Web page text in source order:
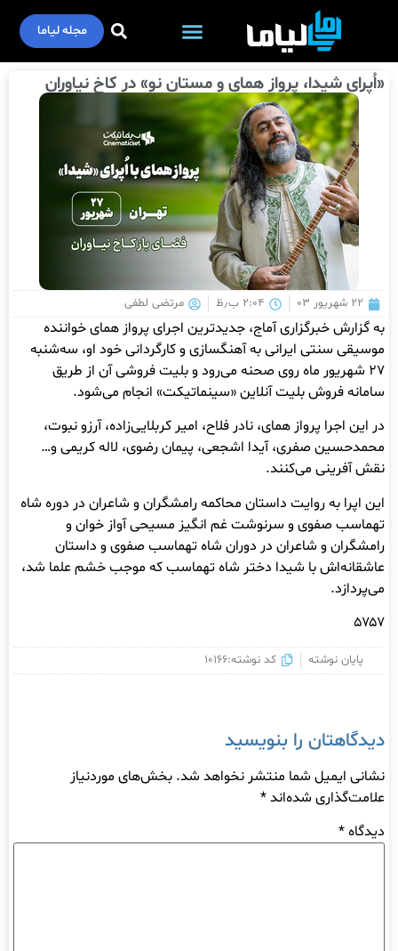
مجله لیاما
«اُپرای شیدا، پرواز همای و مستان نو» در کاخ نیاوران
۲۲ شهریور ۰۳ ۲:۰۴ ب٫ظ مرتضی لطفی
به گزارش خبرگزاری آماج، جدیدترین اجرای پرواز همای خواننده
موسیقی سنتی ایرانی به آهنگسازی و کارگردانی خود او، سه‌شنبه
۲۷ شهریور ماه روی صحنه می‌رود و بلیت فروشی آن از طریق
سامانه فروش بلیت آنلاین «سینماتیکت» انجام می‌شود.
در این اجرا پرواز ‌همای، نادر ‌فلاح، امیر ‌کربلایی‌زاده، آرزو ‌نبوت،
محمدحسین ‌صفری، آیدا ‌اشجعی، پیمان ‌رضوی، لاله کریمی و…
نقش آفرینی می‌کنند.
این اپرا به روایت داستان محاکمه رامشگران و شاعران در دوره شاه
تهماسب صفوی و سرنوشت غم انگیز مسیحی آواز خوان و
رامشگران و شاعران در دوران شاه تهماسب صفوی و داستان
عاشقانه‌اش با شیدا دختر شاه تهماسب که موجب خشم علما شد،
می‌پردازد.
۵۷۵۷
پایان نوشته کد نوشته:10166
دیدگاهتان را بنویسید
نشانی ایمیل شما منتشر نخواهد شد. بخش‌های موردنیاز
علامت‌گذاری شده‌اند*
دیدگاه*